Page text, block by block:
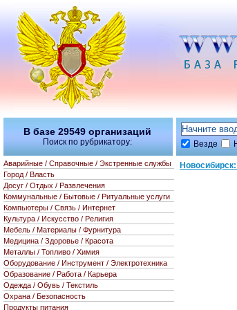
Везде
В базе 29549 организаций
Поиск по рубрикатору:
Аварийные / Справочные / Экстренные службы
Город / Власть
Досуг / Отдых / Развлечения
Коммунальные / Бытовые / Ритуальные услуги
Компьютеры / Связь / Интернет
Культура / Искусство / Религия
Мебель / Материалы / Фурнитура
Медицина / Здоровье / Красота
Металлы / Топливо / Химия
Оборудование / Инструмент / Электротехника
Образование / Работа / Карьера
Одежда / Обувь / Текстиль
Охрана / Безопасность
Продукты питания